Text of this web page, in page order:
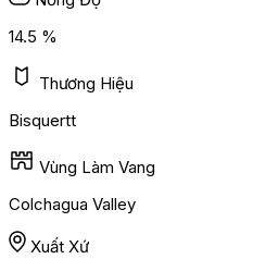
14.5 %
Thương Hiệu
Bisquertt
Vùng Làm Vang
Colchagua Valley
Xuất Xứ